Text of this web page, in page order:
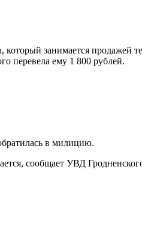
занимается
перевела ему 1 800 рублей.
в милицию.
сообщает УВД